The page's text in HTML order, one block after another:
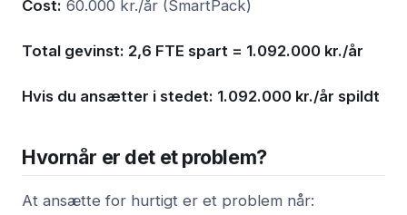
Cost: 60.000 kr./år (SmartPack)
Total gevinst: 2,6 FTE spart = 1.092.000 kr./år
Hvis du ansætter i stedet: 1.092.000 kr./år spildt
Hvornår er det et problem?
At ansætte for hurtigt er et problem når: